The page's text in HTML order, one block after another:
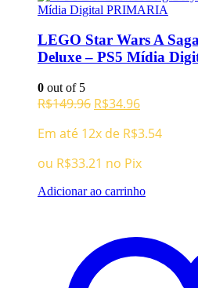
LEGO Star Wars A
Deluxe – PS5 Mídia
0 out of 5
R$149.96 O
original
era:
R$149.96.
R$34.96O
atual
R$34.96.
Em até 12x de R$3.54
ou R$33.21 no Pix
Adicionar ao carrinho